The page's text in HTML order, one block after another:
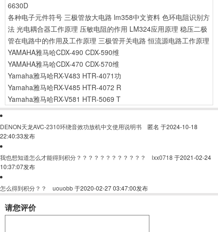
6630D
各种电子元件符号 三极管放大电路 lm358中文资料 色环电阻识别方
法 光电耦合器工作原理 压敏电阻的作用 LM324应用原理 稳压二极
管在电路中的作用及工作原理 三极管开关电路 恒流源电路工作原理
YAMAHA雅马哈CDX-490 CDX-590维
YAMAHA雅马哈CDX-470 CDX-570维
Yamaha雅马哈RX-V483 HTR-4071功
Yamaha雅马哈RX-V485 HTR-4072 R
Yamaha雅马哈RX-V581 HTR-5069 T
DENON天龙AVC-2310环绕音效功放机中文使用说明书 匿名 于2024-10-18
22:40:33发布
我也想知道怎么才能得到积分？？？？？？？？？？？？ lxx0718 于2021-02-24
10:37:07发布
怎么得到积分？？ uouobb于2020-02-27 03:47:00发布
请您评价